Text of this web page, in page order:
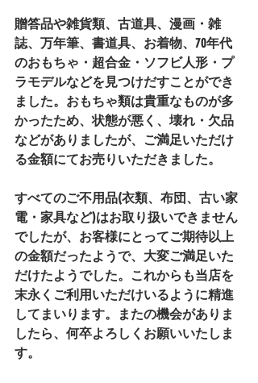
贈答品や雑貨類、古道具、漫画・雑
誌、万年筆、書道具、お着物、70年代
のおもちゃ・超合金・ソフビ人形・プ
ラモデルなどを見つけだすことができ
ました。おもちゃ類は貴重なものが多
かったため、状態が悪く、壊れ・欠品
などがありましたが、ご満足いただけ
る金額にてお売りいただきました。
すべてのご不用品(衣類、布団、古い家
電・家具など)はお取り扱いできません
でしたが、お客様にとってご期待以上
の金額だったようで、大変ご満足いた
だけたようでした。これからも当店を
末永くご利用いただけいるように精進
してまいります。またの機会がありま
したら、何卒よろしくお願いいたしま
す。